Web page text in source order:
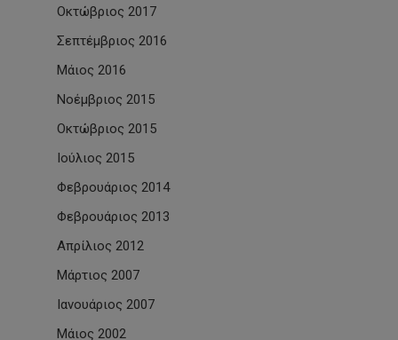
Οκτώβριος 2017
Σεπτέμβριος 2016
Μάιος 2016
Νοέμβριος 2015
Οκτώβριος 2015
Ιούλιος 2015
Φεβρουάριος 2014
Φεβρουάριος 2013
Απρίλιος 2012
Μάρτιος 2007
Ιανουάριος 2007
Μάιος 2002